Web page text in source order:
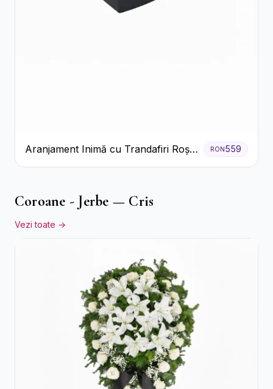
Aranjament Inimă cu Trandafiri Roșii
și Ciocolată Ferrero Rocher
RON559
Coroane - Jerbe — Cris
Vezi toate →